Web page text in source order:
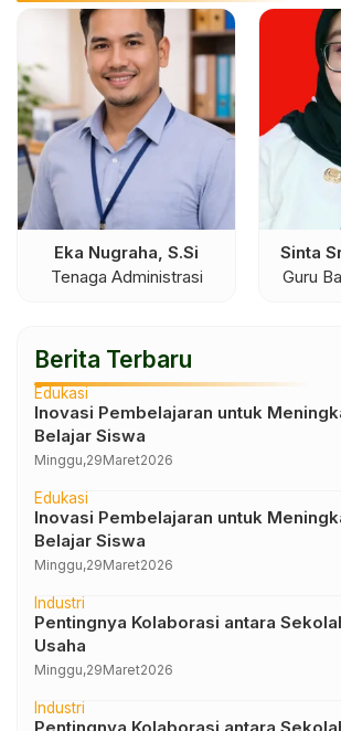
Eka Nugraha, S.Si
Tenaga Administrasi
Sinta
Guru
Berita Terbaru
Edukasi
Inovasi Pembelajaran untuk
Belajar Siswa
Minggu,29Maret2026
Edukasi
Inovasi Pembelajaran untuk
Belajar Siswa
Minggu,29Maret2026
Industri
Pentingnya Kolaborasi antara
Usaha
Minggu,29Maret2026
Industri